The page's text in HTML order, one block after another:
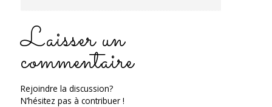
Laisser un
commentaire
Rejoindre la discussion?
N’hésitez pas à contribuer !